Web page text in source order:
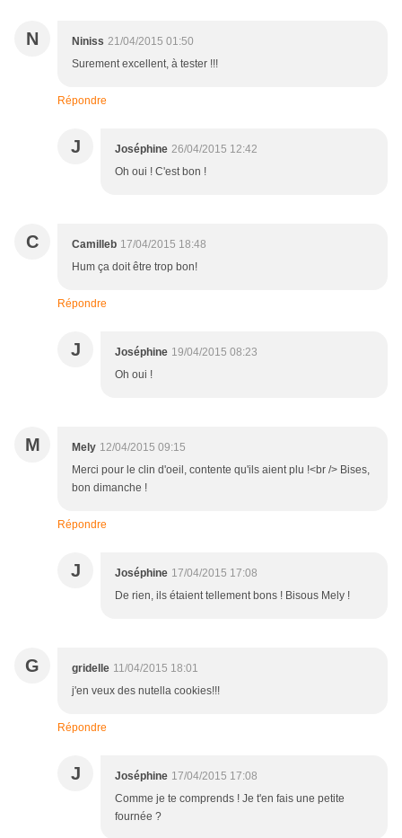
N Niniss 21/04/2015 01:50
Surement excellent, à tester !!!
Répondre
J Joséphine 26/04/2015 12:42
Oh oui ! C'est bon !
C Camilleb 17/04/2015 18:48
Hum ça doit être trop bon!
Répondre
J Joséphine 19/04/2015 08:23
Oh oui !
M Mely 12/04/2015 09:15
Merci pour le clin d'oeil, contente qu'ils aient plu !<br /> Bises,
bon dimanche !
Répondre
J Joséphine 17/04/2015 17:08
De rien, ils étaient tellement bons ! Bisous Mely !
G gridelle 11/04/2015 18:01
j'en veux des nutella cookies!!!
Répondre
J Joséphine 17/04/2015 17:08
Comme je te comprends ! Je t'en fais une petite
fournée ?